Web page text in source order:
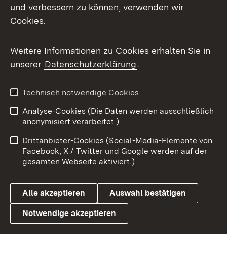
Facebook
X / Twitter
Youtube
Link zum Landesportal
Impressum
Kontakt
Barrierefreiheit
Datenschutz
Cookies
und verbessern zu können, verwenden wir
Cookies.
Weitere Informationen zu Cookies erhalten Sie in
unserer Datenschutzerklärung.
Technisch notwendige Cookies
Analyse-Cookies (Die Daten werden ausschließlich
anonymisiert verarbeitet.)
Drittanbieter-Cookies (Social-Media-Elemente von
Facebook, X / Twitter und Google werden auf der
gesamten Webseite aktiviert.)
Alle akzeptieren Auswahl bestätigen
Notwendige akzeptieren